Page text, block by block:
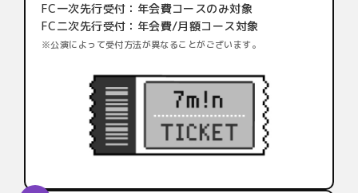
FC一次先行受付：年会費コースのみ対象
FC二次先行受付：年会費/月額コース対象
※公演によって受付方法が異なることがございます。